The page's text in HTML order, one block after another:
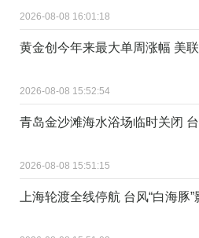
2026-08-08 16:01:18
黄金创今年来最大单周涨幅 美
2026-08-08 15:52:54
青岛金沙滩海水浴场临时关闭
2026-08-08 15:51:15
上海轮渡全线停航 台风“白海豚”